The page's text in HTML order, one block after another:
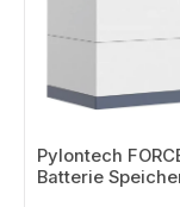
Pylontech
Batterie